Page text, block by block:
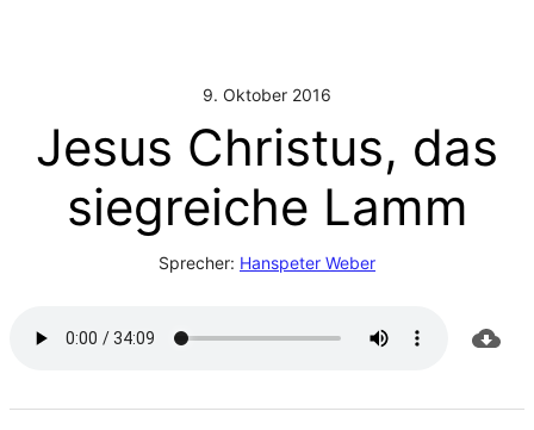
9. Oktober 2016
Jesus Christus, das
siegreiche Lamm
Sprecher: Hanspeter Weber